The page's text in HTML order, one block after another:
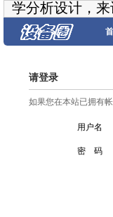
学分析设计，
请登录
如果您在本站已拥有
用户名
密 码